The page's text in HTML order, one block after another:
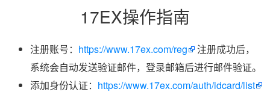
17EX操作指南
注册账号： https://www.17ex.com/reg
注册成功后，
系统会自动发送验证邮件，登录邮箱后进行邮件验证。
添加身份认证： https://www.17ex.com/auth/idcard/list